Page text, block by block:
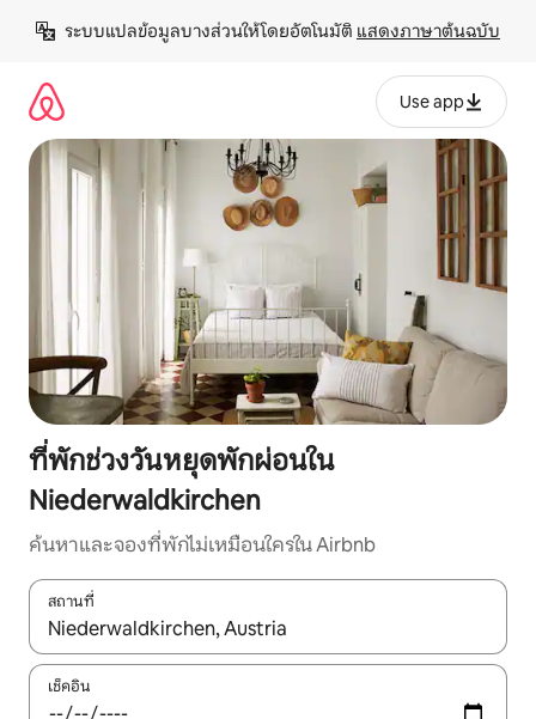
เนื้อหา
ระบบแปลข้อมูลบางส่วนให้โดยอัตโนมัติ แสดงภาษาต้นฉบับ
Use app
ที่พักช่วงวันหยุดพักผ่อนใน
Niederwaldkirchen
ค้นหาและจองที่พักไม่เหมือนใครใน Airbnb
สถานที่
ใช้ลูกศรขึ้นลง หรือใช้การสัมผัสหรือปัด เพื่อสำรวจผลการค้นหา
เช็คอิน